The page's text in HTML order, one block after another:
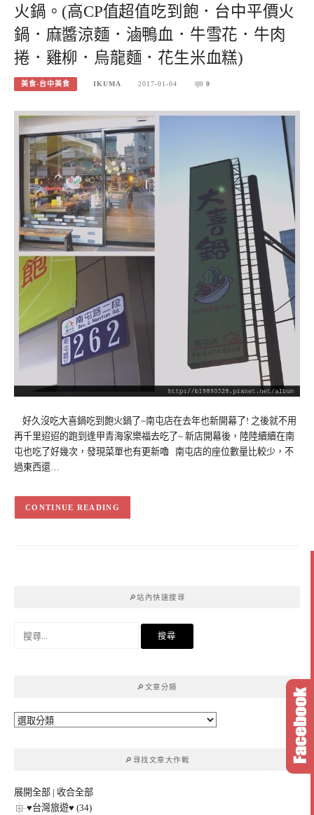
火鍋。(高CP值超值吃到飽．台中平價火
鍋．麻醬涼麵．滷鴨血．牛雪花．牛肉
捲．雞柳．烏龍麵．花生米血糕)
美食-台中美食 IKUMA 2017-01-04 0
好久沒吃大喜鍋吃到飽火鍋了~南屯店在去年也新開幕了! 之後就不用
再千里迢迢的跑到逢甲青海家樂福去吃了~ 新店開幕後，陸陸續續在南
屯也吃了好幾次，發現菜單也有更新嚕 南屯店的座位數量比較少，不
過東西還…
CONTINUE READING
🔎站內快速搜尋
🔎文章分類
🔎
🔎尋找文章大作戰
展開全部 | 收合全部
♥台灣旅遊♥ (34)